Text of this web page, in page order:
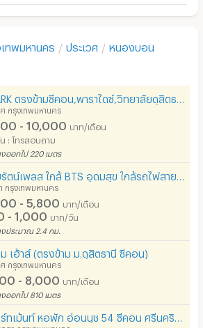
ที (4.2 กม)
seacon โทร 087-516-6666
นศรีนครินทร์ #ราคาพิเศษ #ใกล้
#ซีคอนศรีนครินทร์ #พาราไดซ์ปาร์ค
นัดรถไฟ
งพัก
กรยาน
มีรีวิวของอพาร์ทเม้นท์นี้
ยนรีวิวแรกของอพาร์ทเม้นท์นี้
ทพมหานคร ประเวศ หนองบอน
ศ กรุงเทพมหานคร
- 10,000 บาท/เดือน
น : โทรสอบถาม
งออกไป 220 เมตร
กรุงเทพมหานคร
- 5,800 บาท/เดือน
- 1,000 บาท/วัน
งประมาณ 2.4 กม.
ม เฮ้าส์ (ตรงข้าม ม.ดุสิตธานี ซีคอน)
ศ กรุงเทพมหานคร
- 8,000 บาท/เดือน
งออกไป 810 เมตร